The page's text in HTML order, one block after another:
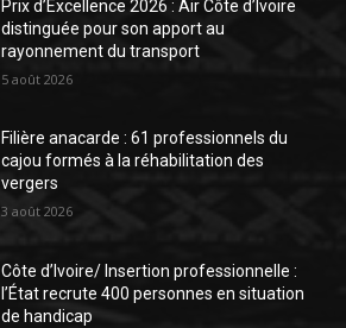
Prix d’Excellence 2026 : Air Côte d’Ivoire
distinguée pour son apport au
rayonnement du transport
5 août 2026
Filière anacarde : 61 professionnels du
cajou formés à la réhabilitation des
vergers
3 août 2026
Côte d’Ivoire/ Insertion professionnelle :
l’État recrute 400 personnes en situation
de handicap